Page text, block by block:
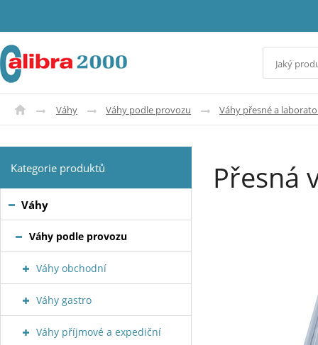
Váhy Váhy podle provozu Váhy přesné a
Přesná
Kategorie produktů
Váhy
Váhy podle provozu
Váhy obchodní
Váhy gastro
Váhy příjmové a expediční